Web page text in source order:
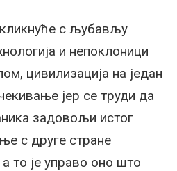
с љубављу
и непоклоници
цивилизација на један
јер се труди да
задовољи истог
с друге стране
то је управо оно што